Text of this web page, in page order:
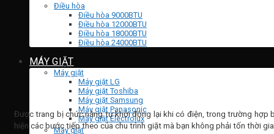
Điều hòa
Điều hòa 9000BTU
Điều hòa 12000BTU
Điều hòa 18000BTU
Điều hòa 24000BTU
MÁY GIẶT
Máy giặt
Máy giặt LG
Máy giặt Toshiba
Máy giặt Samsung
Máy giặt Panasonic
Máy giặt Electrolux
Máy giặt
Được trang bị chức năng tự khởi động lại khi có điện, trong trường hợp
hiện các bước tiếp theo của chu trình giặt mà bạn không phải tốn thời